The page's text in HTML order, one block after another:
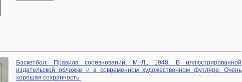
Баскетбол: Правила соревнований. М.-Л., 1948. В иллюстрированной
издательской обложке и в современном художественном футляре. Очень
хорошая сохранность.